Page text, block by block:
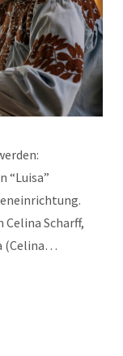
“Luisa”
Scharff,
(Celina…